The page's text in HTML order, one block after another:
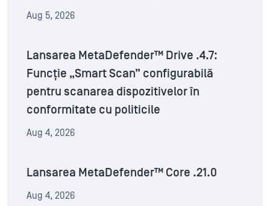
Aug 5, 2026
Lansarea MetaDefender™ Drive .4.7:
Funcție „Smart Scan” configurabilă
pentru scanarea dispozitivelor în
conformitate cu politicile
Aug 4, 2026
Lansarea MetaDefender™ Core .21.0
Aug 4, 2026